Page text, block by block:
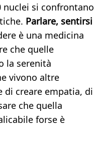
si confrontano
Parlare, sentirsi
è una medicina
che quelle
la serenità
vivono altre
di creare empatia, di
che quella
forse è